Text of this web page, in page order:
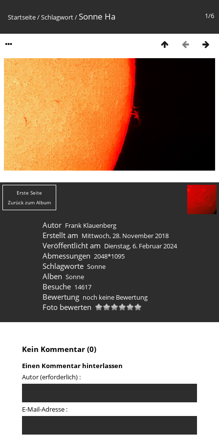
1/6
Startseite/Schlagwort/ Sonne Ha
Erste Seite
Zurück zum Album
Autor Frank Klauenberg
Erstellt am Mittwoch, 28. November 2018
Veröffentlicht am Dienstag, 6. Februar 2024
Abmessungen 2048*1095
Schlagworte Sonne
Alben Sonne
Besuche 14617
Bewertung noch keine Bewertung
Foto bewerten
Kein Kommentar (0)
Einen Kommentar hinterlassen
Autor (erforderlich) :
E-Mail-Adresse :